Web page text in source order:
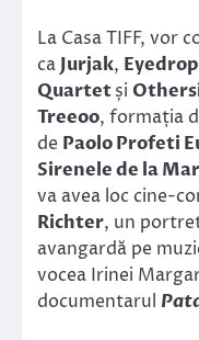
La Casa TIFF, vor
ca Jurjak,
Quartetși
Treeoo, formația
de Paolo Profeti
Sirenele de la
va avea loc cine-
Richter, un
avangardă pe
vocea Irinei
documentarul